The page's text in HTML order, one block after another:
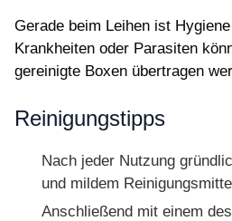
Gerade beim Leihen ist
Krankheiten oder Parasiten
gereinigte Boxen übertragen
Reinigungstipps
Nach jeder Nutzung
und mildem
Anschließend mit einem